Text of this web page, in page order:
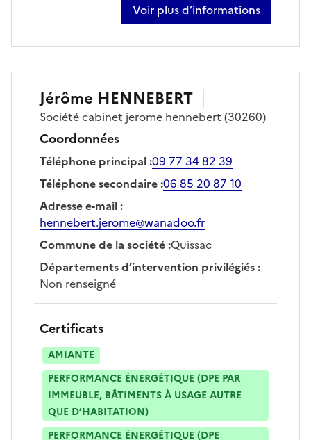
Voir plus d’informations
sur anthony bousch
Jérôme HENNEBERT
Sociétécabinet jerome hennebert (30260)
Coordonnées
Téléphone principal:09 77 34 82 39
Téléphone secondaire:06 85 20 87 10
Adresse e-mail:
hennebert.jerome@wanadoo.fr
Commune de la société:Quissac
Départements d’intervention privilégiés:
Non renseigné
Certificats
AMIANTE
PERFORMANCE ÉNERGÉTIQUE (DPE PAR
IMMEUBLE, BÂTIMENTS À USAGE AUTRE
QUE D’HABITATION)
PERFORMANCE ÉNERGÉTIQUE (DPE